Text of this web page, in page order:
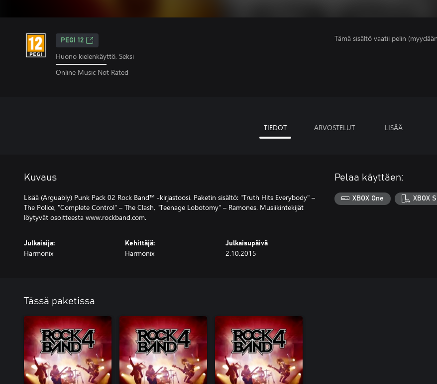
PEGI 12
Huono kielenkäyttö, Seksi
Online Music Not Rated
Tämä sisältö vaatii pelin
TIEDOT ARVOSTELUT LISÄÄ
Kuvaus
Lisää (Arguably) Punk Pack 02 Rock Band™ -kirjastoosi. Paketin sisältö: "Truth Hits Everybody" –
The Police, "Complete Control" – The Clash, "Teenage Lobotomy" – Ramones. Musiikintekijät
löytyvät osoitteesta www.rockband.com.
Julkaisija:
Harmonix
Kehittäjä:
Harmonix
Julkaisupäivä
2.10.2015
Pelaa käyttäen:
XBOX One XBOX
Tässä paketissa